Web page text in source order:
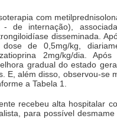
com
de internação),
disseminada.
de 0,5mg/kg,
2mg/kg/dia.
gradual do estado
E, além disso, observou-se
a Tabela 1.
recebeu alta hospitalar
para possível